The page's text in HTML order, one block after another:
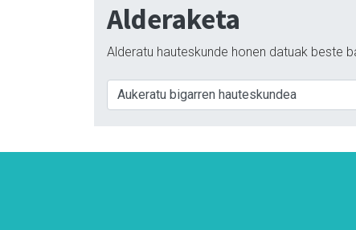
Alderaketa
Alderatu hauteskunde honen datuak beste